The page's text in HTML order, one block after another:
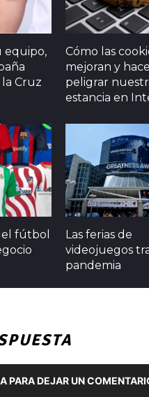
equipo,
Cruz
Cómo las
mejoran y
peligrar
estancia en
fútbol
Las ferias de
videojuegos
pandemia
PARA DEJAR UN